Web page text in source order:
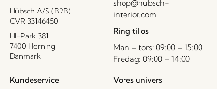
Hübsch A/S (B2B)
CVR 33146450
HI-Park 381
7400 Herning
Danmark
shop@hubsch-
interior.com
Ring til os
Man – tors: 09:00 – 15:00
Fredag: 09:00 – 14:00
Kundeservice Vores univers